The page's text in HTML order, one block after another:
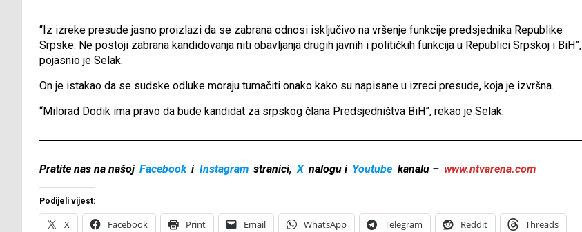
“Iz izreke presude jasno proizlazi da se zabrana odnosi isključivo na vršenje funkcije predsjednika Republike
Srpske. Ne postoji zabrana kandidovanja niti obavljanja drugih javnih i političkih funkcija u Republici Srpskoj i BiH”,
pojasnio je Selak.
On je istakao da se sudske odluke moraju tumačiti onako kako su napisane u izreci presude, koja je izvršna.
“Milorad Dodik ima pravo da bude kandidat za srpskog člana Predsjedništva BiH”, rekao je Selak.
Pratite nas na našoj Facebook i Instagram stranici, X nalogu i Youtube kanalu – www.ntvarena.com
Podijeli vijest:
X Facebook Print Email WhatsApp Telegram Reddit Threads